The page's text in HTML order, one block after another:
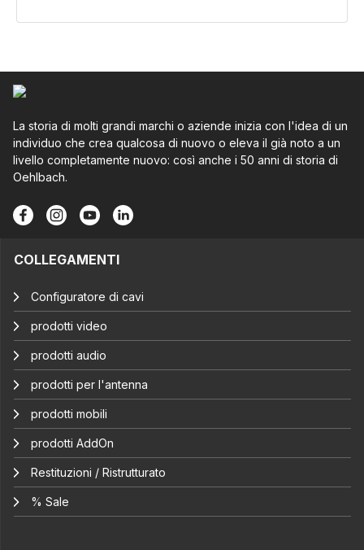
La storia di molti grandi marchi o aziende inizia con l'idea di un
individuo che crea qualcosa di nuovo o eleva il già noto a un
livello completamente nuovo: così anche i 50 anni di storia di
Oehlbach.
COLLEGAMENTI
Configuratore di cavi
prodotti video
prodotti audio
prodotti per l'antenna
prodotti mobili
prodotti AddOn
Restituzioni / Ristrutturato
% Sale